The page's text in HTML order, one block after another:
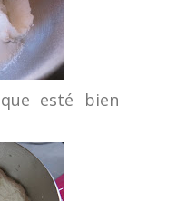
esté bien